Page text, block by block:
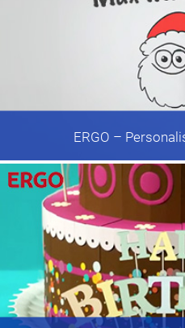
ERGO –